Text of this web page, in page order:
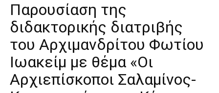
Παρουσίαση της
διδακτορικής διατριβής
του Αρχιμανδρίτου Φωτίου
Ιωακείμ με θέμα «Οι
Αρχιεπίσκοποι Σαλαμίνος-